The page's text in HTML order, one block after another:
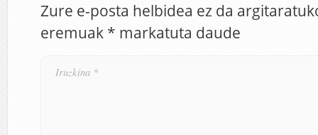
Zure e-posta helbidea ez da
eremuak * markatuta daude